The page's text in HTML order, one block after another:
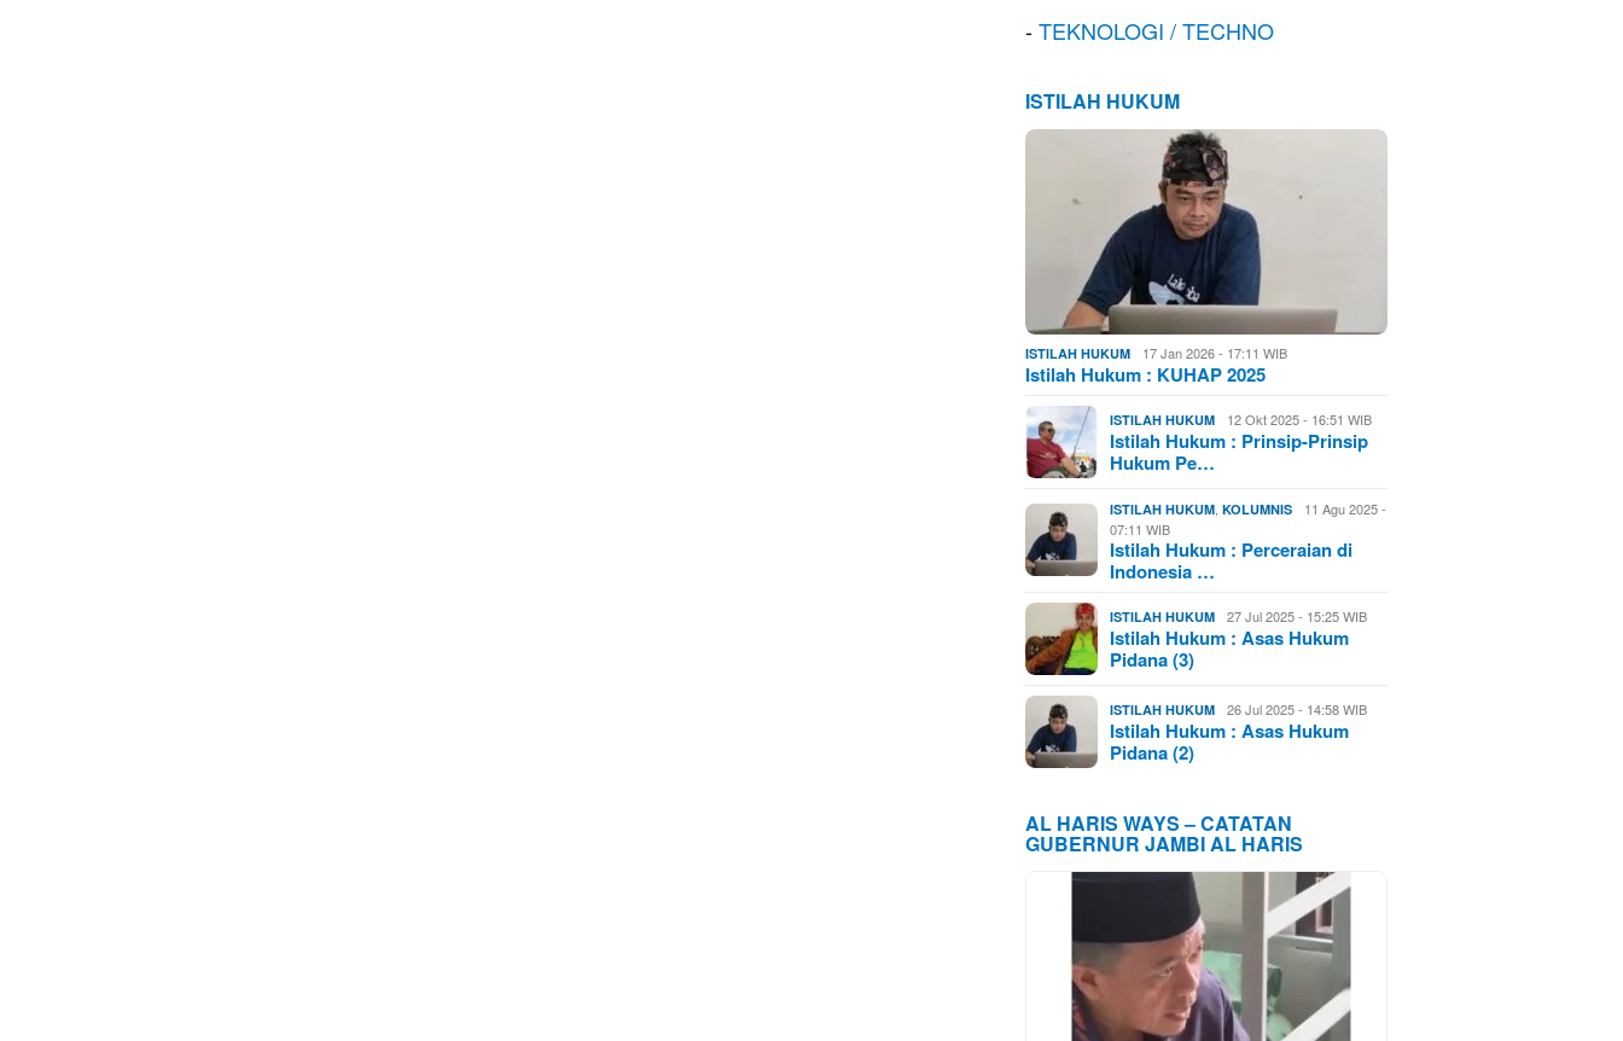
-TEKNOLOGI / TECHNO
ISTILAH HUKUM
ISTILAH HUKUM 17 Jan 2026 - 17:11 WIB
Istilah Hukum : KUHAP 2025
ISTILAH HUKUM 12 Okt 2025 - 16:51 WIB
Istilah Hukum : Prinsip-Prinsip
Hukum Pe…
ISTILAH HUKUM ,KOLUMNIS
11 Agu 2025 -
07:11 WIB
Istilah Hukum : Perceraian di
Indonesia …
ISTILAH HUKUM 27 Jul 2025 - 15:25 WIB
Istilah Hukum : Asas Hukum
Pidana (3)
ISTILAH HUKUM 26 Jul 2025 - 14:58 WIB
Istilah Hukum : Asas Hukum
Pidana (2)
AL HARIS WAYS – CATATAN
GUBERNUR JAMBI AL HARIS